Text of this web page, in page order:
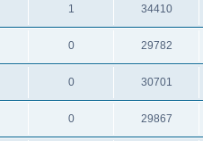
1 34410
0 29782
0 30701
0 29867